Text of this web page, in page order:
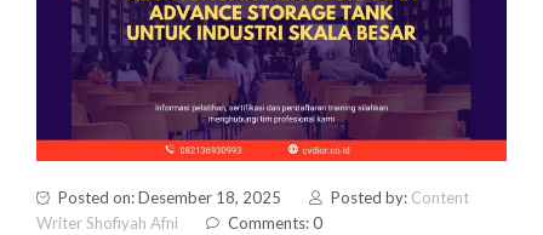
Posted on: Desember 18, 2025 Posted by: Content
Writer Shofiyah Afni
Comments: 0